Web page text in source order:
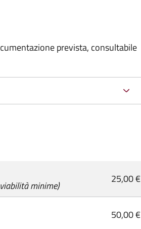
prevista, consultabile
minime)
25,00 €
50,00 €